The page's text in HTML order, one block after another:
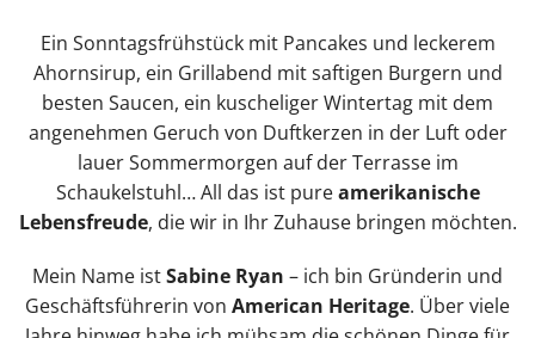
Ein Sonntagsfrühstück mit Pancakes und leckerem
Ahornsirup, ein Grillabend mit saftigen Burgern und
besten Saucen, ein kuscheliger Wintertag mit dem
angenehmen Geruch von Duftkerzen in der Luft oder
lauer Sommermorgen auf der Terrasse im
Schaukelstuhl… All das ist pureamerikanische
Lebensfreude, die wir in Ihr Zuhause bringen möchten.
Mein Name istSabine Ryan – ich bin Gründerin und
Geschäftsführerin von American Heritage. Über viele